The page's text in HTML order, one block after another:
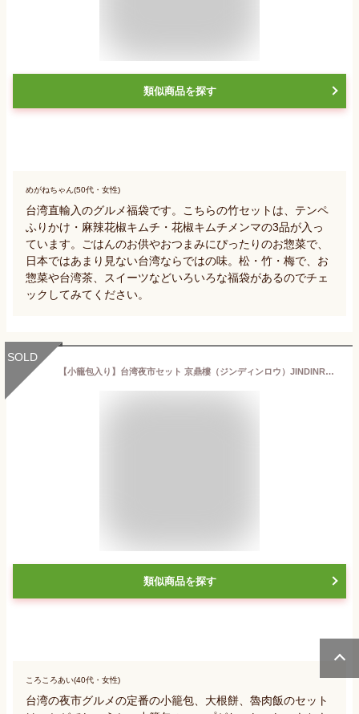
類似商品を探す
めがねちゃん(50代・女性)
台湾直輸入のグルメ福袋です。こちらの竹セットは、テンペ
ふりかけ・麻辣花椒キムチ・花椒キムチメンマの3品が入っ
ています。ごはんのお供やおつまみにぴったりのお惣菜で、
日本ではあまり見ない台湾ならではの味。松・竹・梅で、お
惣菜や台湾茶、スイーツなどいろいろな福袋があるのでチェ
ックしてみてください。
SOLD
【小籠包入り】台湾夜市セット 京鼎樓（ジンディンロウ）JINDINROU 小籠包 点心 台湾 ギフト 手土産 【送料無料】 誕生日
類似商品を探す
ころころあい(40代・女性)
台湾の夜市グルメの定番の小籠包、大根餅、魯肉飯のセット